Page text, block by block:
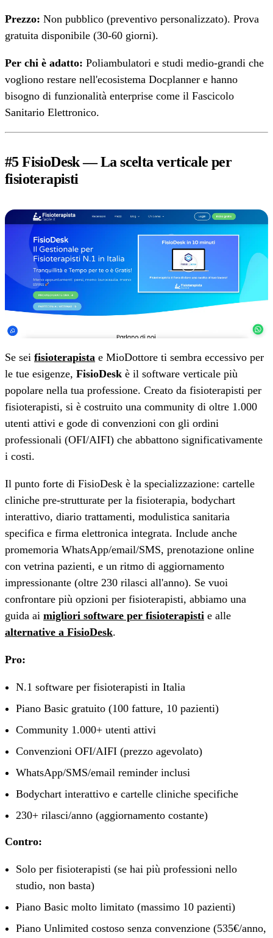
Prezzo: Non pubblico (preventivo personalizzato). Prova
gratuita disponibile (30-60 giorni).
Per chi è adatto: Poliambulatori e studi medio-grandi che
vogliono restare nell'ecosistema Docplanner e hanno
bisogno di funzionalità enterprise come il Fascicolo
Sanitario Elettronico.
#5 FisioDesk — La scelta verticale per
fisioterapisti
Se sei fisioterapista e MioDottore ti sembra eccessivo per
le tue esigenze, FisioDesk è il software verticale più
popolare nella tua professione. Creato da fisioterapisti per
fisioterapisti, si è costruito una community di oltre 1.000
utenti attivi e gode di convenzioni con gli ordini
professionali (OFI/AIFI) che abbattono significativamente
i costi.
Il punto forte di FisioDesk è la specializzazione: cartelle
cliniche pre-strutturate per la fisioterapia, bodychart
interattivo, diario trattamenti, modulistica sanitaria
specifica e firma elettronica integrata. Include anche
promemoria WhatsApp/email/SMS, prenotazione online
con vetrina pazienti, e un ritmo di aggiornamento
impressionante (oltre 230 rilasci all'anno). Se vuoi
confrontare più opzioni per fisioterapisti, abbiamo una
guida ai migliori software per fisioterapisti e alle
alternative a FisioDesk.
Pro:
N.1 software per fisioterapisti in Italia
Piano Basic gratuito (100 fatture, 10 pazienti)
Community 1.000+ utenti attivi
Convenzioni OFI/AIFI (prezzo agevolato)
WhatsApp/SMS/email reminder inclusi
Bodychart interattivo e cartelle cliniche specifiche
230+ rilasci/anno (aggiornamento costante)
Contro:
Solo per fisioterapisti (se hai più professioni nello
studio, non basta)
Piano Basic molto limitato (massimo 10 pazienti)
Piano Unlimited costoso senza convenzione (535€/anno,